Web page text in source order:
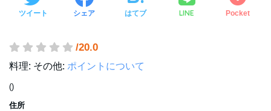
ツイート シェア はてブ LINE Pocket
/20.0
料理: その他: ポイントについて
()
住所